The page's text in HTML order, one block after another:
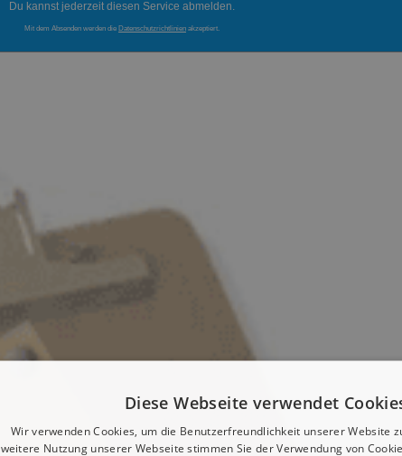
Du kannst jederzeit diesen Service abmelden.
Mit dem Absenden werden die Datenschutzrichtlinien akzeptiert.
Diese Webseite verwendet
Wir verwenden Cookies, um die Benutzerfreundlichkeit unserer Website
weitere Nutzung unserer Webseite stimmen Sie der Verwendung von